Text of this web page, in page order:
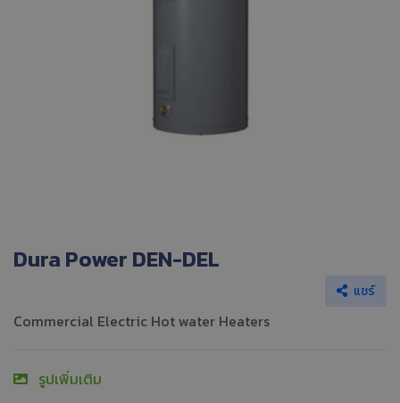
Dura Power DEN-DEL
แชร์
Commercial Electric Hot water Heaters
รูปเพิ่มเติม